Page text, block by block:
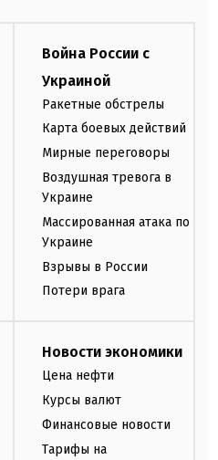
Война России с
Украиной
Ракетные обстрелы
Карта боевых действий
Мирные переговоры
Воздушная тревога в
Украине
Массированная атака по
Украине
Взрывы в России
Потери врага
Новости экономики
Цена нефти
Курсы валют
Финансовые новости
Тарифы на